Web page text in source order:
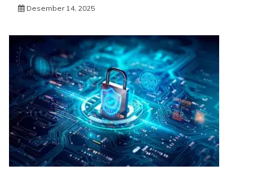
Desember 14, 2025